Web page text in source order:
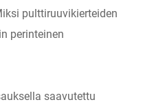
pulttiruuvikierteiden
perinteinen
saavutettu